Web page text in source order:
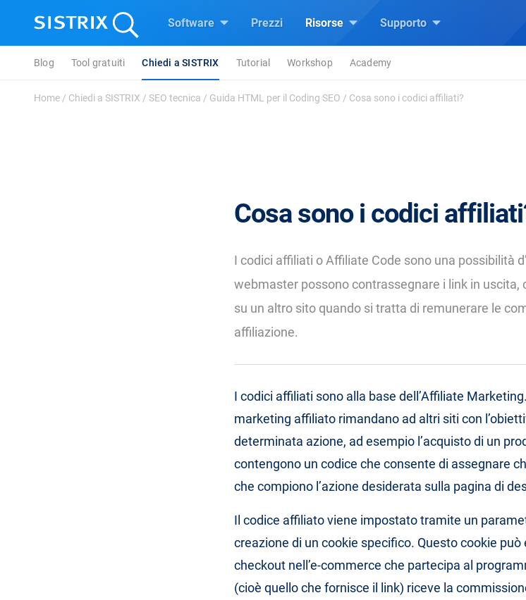
Software Prezzi Risorse Supporto
Blog Tool gratuiti Chiedi a SISTRIX Tutorial Workshop Academy
Home / Chiedi a SISTRIX / SEO tecnica / Guida HTML per il Coding SEO / Cosa sono i codici affiliati?
Cosa sono i codici
I codici affiliati o Affiliate Code sono una possibilità
webmaster possono contrassegnare i link in uscita,
su un altro sito quando si tratta di remunerare le
affiliazione.
I codici affiliati sono alla base dell’Affiliate
marketing affiliato rimandano ad altri siti con
determinata azione, ad esempio l’acquisto di un
contengono un codice che consente di assegnare
che compiono l’azione desiderata sulla pagina di
Il codice affiliato viene impostato tramite un
creazione di un cookie specifico. Questo cookie
checkout nell’e-commerce che partecipa al
(cioè quello che fornisce il link) riceve la